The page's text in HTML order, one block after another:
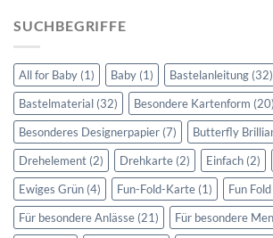
SUCHBEGRIFFE
All for Baby (1) Baby (1) Bastelanleitung (32)
Bastelmaterial (32) Besondere Kartenform (20)
Besonderes Designerpapier (7) Butterfly
Drehelement (2) Drehkarte (2) Einfach (2)
Ewiges Grün (4) Fun-Fold-Karte (1) Fun
Für besondere Anlässe (21) Für besondere